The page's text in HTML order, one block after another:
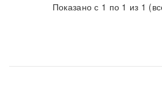
Показано с 1 по 1 из 1